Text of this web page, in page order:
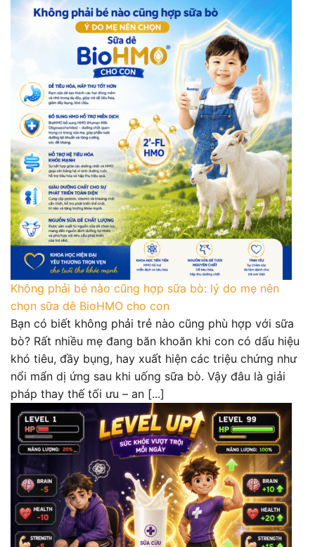
Không phải bé nào cũng hợp sữa bò: lý do mẹ nên
chọn sữa dê BioHMO cho con
Bạn có biết không phải trẻ nào cũng phù hợp với sữa
bò? Rất nhiều mẹ đang băn khoăn khi con có dấu hiệu
khó tiêu, đầy bụng, hay xuất hiện các triệu chứng như
nổi mẩn dị ứng sau khi uống sữa bò. Vậy đâu là giải
pháp thay thế tối ưu – an [...]